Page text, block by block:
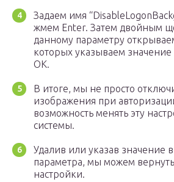
Задаем имя
жмем Enter. Затем двойным
данному параметру
которых указываем
OK.
В итоге, мы не просто
изображения при
возможность менять эту
системы.
Удалив или указав значение в
параметра, мы можем
настройки.